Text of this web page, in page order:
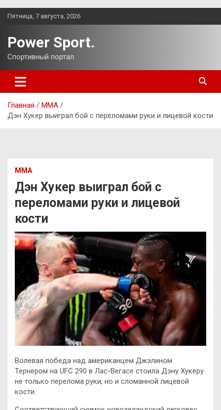
Перейти
Пятница, 7 августа, 2026
Power Sport.
Спортивный портал.
Главная
ММА
Дэн Хукер выиграл бой с переломами руки и лицевой кости
ММА
Дэн Хукер выиграл бой с
переломами руки и лицевой
кости
Волевая победа над американцем Джэлином
Тернером на UFC 290 в Лас-Вегасе стоила Дэну Хукеру
не только перелома руки, но и сломанной лицевой
кости.